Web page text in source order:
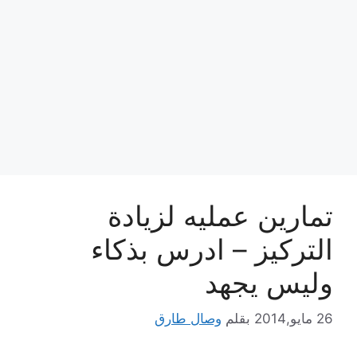
تمارين عمليه لزيادة
التركيز – ادرس بذكاء
وليس يجهد
26 مايو,2014 بقلم وصال طارق